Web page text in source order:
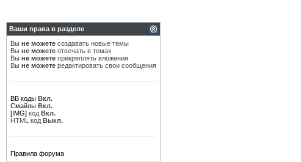
Ваши права в разделе
Вы не можете создавать новые темы
Вы не можете отвечать в темах
Вы не можете прикреплять вложения
Вы не можете редактировать свои сообщения
BB коды Вкл.
Смайлы Вкл.
[IMG] код Вкл.
HTML код Выкл.
Правила форума